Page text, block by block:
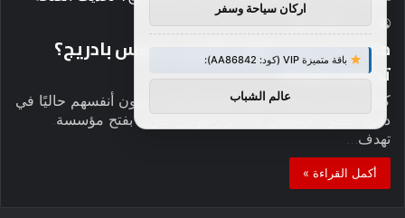
haideb
0
0
ماذا حدث لابن كولين فاريل، جيمس بادريج؟
تحديث الصحة
كولين فاريل وابنه جيمس بادريج فاريل، يجدون أنفسهم حاليًا في
دائرة الضوء الإعلامي بعد قرار كولين فاريل بفتح مؤسسة.
تهدف…
أكمل القراءة »
اركان سياحة وسفر
باقة متميزة VIP (كود: AA86842):
عالم الشباب